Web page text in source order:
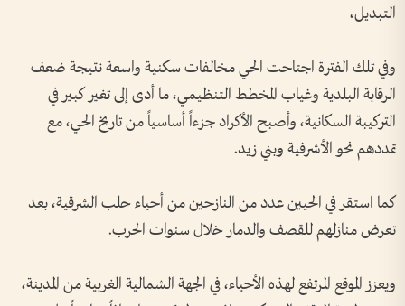
التبديل،
وفي تلك الفترة اجتاحت الحي مخالفات سكنية واسعة نتيجة ضعف
الرقابة البلدية وغياب المخطط التنظيمي، ما أدى إلى تغير كبير في
التركيبة السكانية، وأصبح الأكراد جزءاً أساسياً من تاريخ الحي، مع
تمددهم نحو الأشرفية وبني زيد.
كما استقر في الحيين عدد من النازحين من أحياء حلب الشرقية، بعد
تعرض منازلهم للقصف والدمار خلال سنوات الحرب.
ويعزز الموقع المرتفع لهذه الأحياء، في الجهة الشمالية الغربية من المدينة،